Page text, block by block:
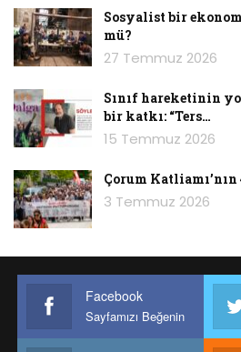
Sosyalist bir
mü?
27 Temmuz 2026
Sınıf hareketinin
bir katkı: “Ters…
15 Temmuz 2026
Çorum
3 Temmuz 2026
Facebook
Sayfamızı Beğenin